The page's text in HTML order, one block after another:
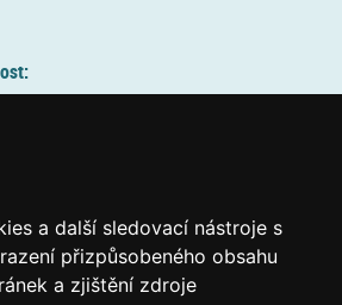
a další sledovací nástroje s
přizpůsobeného obsahu
a zjištění zdroje